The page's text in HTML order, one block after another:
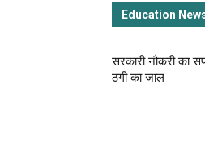
Education
सरकारी नौकरी का
ठगी का जाल